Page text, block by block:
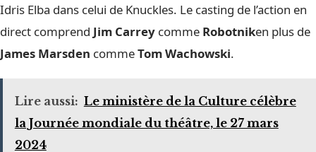
Idris Elba dans celui de Knuckles. Le casting de l’action en
direct comprend Jim Carrey comme Robotniken plus de
James Marsden commeTom Wachowski.
Lire aussi: Le ministère de la Culture célèbre
la Journée mondiale du théâtre, le 27 mars
2024